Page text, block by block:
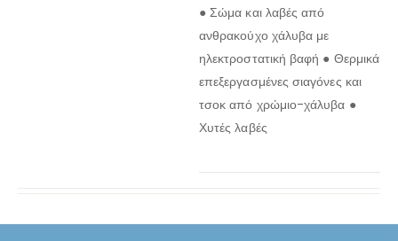
● Σώμα και λαβές από
ανθρακούχο χάλυβα με
ηλεκτροστατική βαφή ● Θερμικά
επεξεργασμένες σιαγόνες και
τσοκ από χρώμιο-χάλυβα ●
Χυτές λαβές